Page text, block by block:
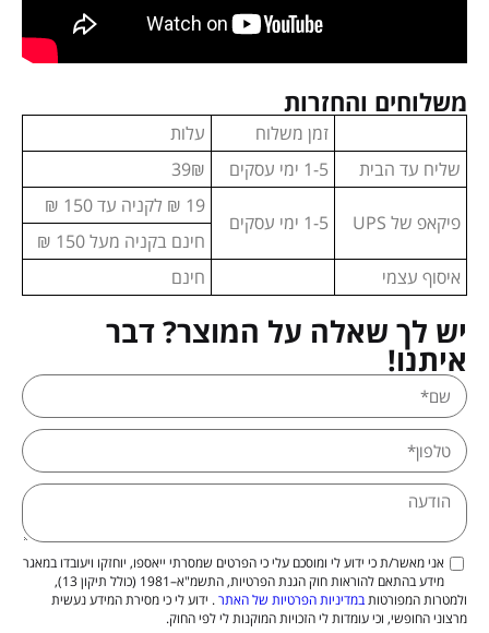
משלוחים והחזרות
זמן משלוח
עלות
שליח עד הבית
1-5 ימי עסקים 39₪
פיקאפ של UPS 1-5 ימי עסקים
19 ₪ לקניה עד 150 ₪
חינם בקניה מעל 150 ₪
איסוף עצמי
חינם
יש לך שאלה על המוצר? דבר
איתנו!
אני מאשר/ת כי ידוע לי ומוסכם עלי כי הפרטים שמסרתי ייאספו, יוחזקו ויעובדו במאגר
מידע בהתאם להוראות חוק הגנת הפרטיות, התשמ"א–1981 (כולל תיקון 13),
ולמטרות המפורטותבמדיניות הפרטיות של האתר. ידוע לי כי מסירת המידע נעשית
מרצוני החופשי, וכי עומדות לי הזכויות המוקנות לי לפי החוק.